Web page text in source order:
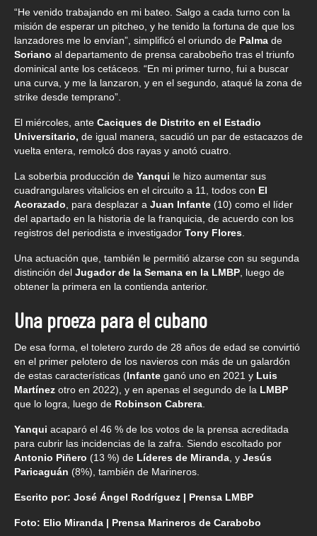
“He venido trabajando en mi bateo. Salgo a cada turno con la
misión de esperar un pitcheo, y he tenido la fortuna de que los
lanzadores me lo envían”, simplificó el oriundo de Palma de
Soriano al departamento de prensa carabobeño tras el triunfo
dominical ante los cetáceos. “En mi primer turno, fui a buscar
una curva, y me la lanzaron, y en el segundo, ataqué la zona de
strike desde temprano”.
El miércoles, ante Caciques de Distrito en el Estadio
Universitario, de igual manera, sacudió un par de estacazos de
vuelta entera, remolcó dos rayas y anotó cuatro.
La soberbia producción de Yanqui le hizo aumentar sus
cuadrangulares vitalicios en el circuito a 11, todos con El
Acorazado, para desplazar a Juan Infante (10) como el líder
del apartado en la historia de la franquicia, de acuerdo con los
registros del periodista e investigador Tony Flores.
Una actuación que, también le permitió alzarse con su segunda
distinción del Jugador de la Semana en la LMBP, luego de
obtener la primera en la contienda anterior.
Una proeza para el cubano
De esa forma, el toletero zurdo de 28 años de edad se convirtió
en el primer pelotero de los navieros con más de un galardón
de estas características (Infante ganó uno en 2021 y Luis
Martínez otro en 2022), y en apenas el segundo de la LMBP
que lo logra, luego de Robinson Cabrera.
Yanqui acaparó el 46 % de los votos de la prensa acreditada
para cubrir las incidencias de la zafra. Siendo escoltado por
Antonio Piñero (13 %) de Líderes de Miranda, y Jesús
Paricaguán (8%), también de Marineros.
Escrito por: José Ángel Rodríguez | Prensa LMBP
Foto: Elio Miranda | Prensa Marineros de Carabobo